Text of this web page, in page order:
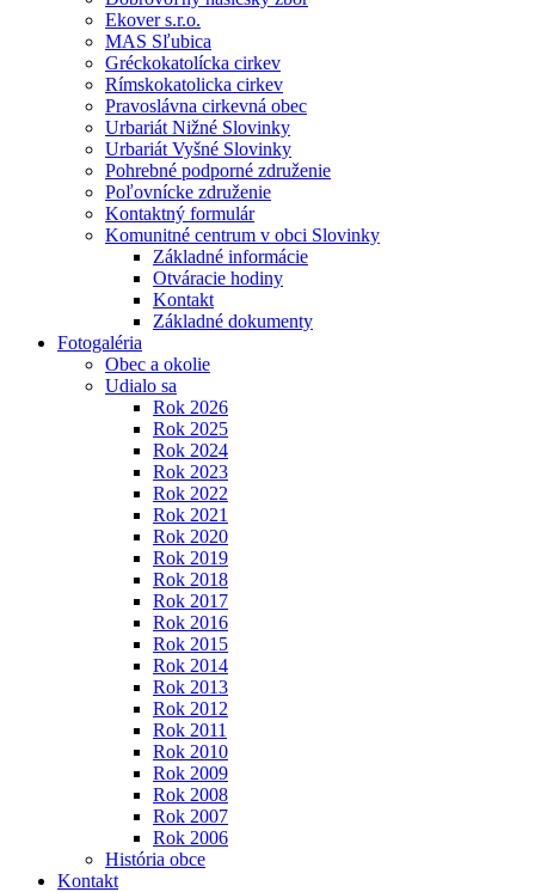
Ekover s.r.o.
MAS Sľubica
Gréckokatolícka cirkev
Rímskokatolicka cirkev
Pravoslávna cirkevná obec
Urbariát Nižné Slovinky
Urbariát Vyšné Slovinky
Pohrebné podporné združenie
Poľovnícke združenie
Kontaktný formulár
Komunitné centrum v obci Slovinky
Základné informácie
Otváracie hodiny
Kontakt
Základné dokumenty
Fotogaléria
Obec a okolie
Udialo sa
Rok 2026
Rok 2025
Rok 2024
Rok 2023
Rok 2022
Rok 2021
Rok 2020
Rok 2019
Rok 2018
Rok 2017
Rok 2016
Rok 2015
Rok 2014
Rok 2013
Rok 2012
Rok 2011
Rok 2010
Rok 2009
Rok 2008
Rok 2007
Rok 2006
História obce
Kontakt